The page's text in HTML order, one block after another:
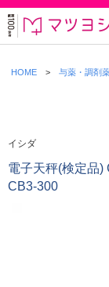
HOME 与薬・調剤
イシダ
電子天秤(検定品)
CB3-300